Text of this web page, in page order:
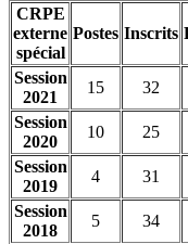
CRPE
externe
spécial
Postes Inscrits
Session
2021
15 32
Session
2020
10 25
Session
2019
4 31
Session
2018
5 34